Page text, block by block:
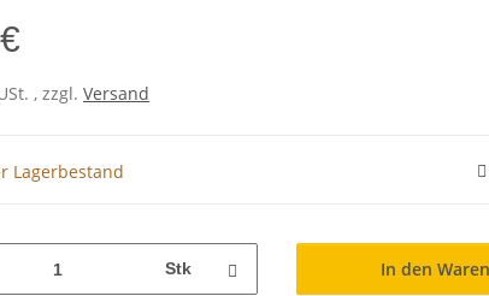
, zzgl. Versand
Lagerbestand
Stk In den